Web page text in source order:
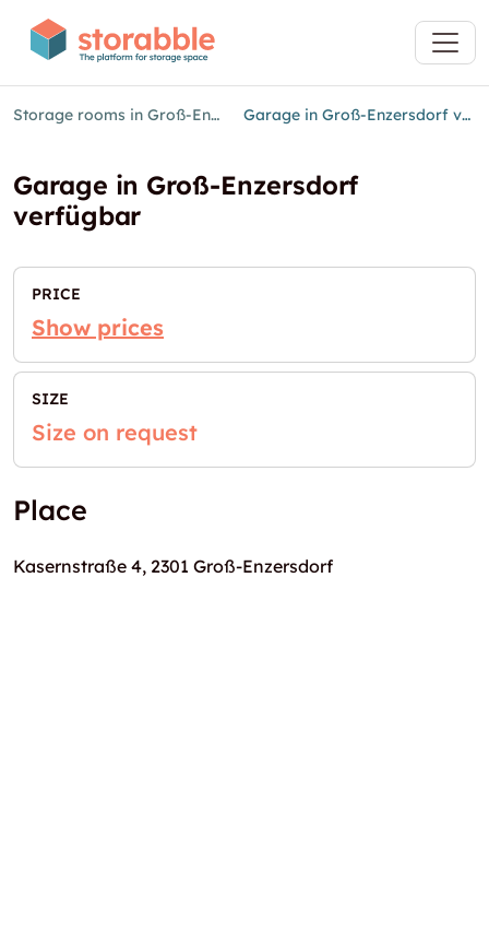
Storage rooms in Groß-Enzersdorf Garage in Groß-Enzersdorf verfügbar
Garage in Groß-Enzersdorf
verfügbar
PRICE
Show prices
SIZE
Size on request
Place
Kasernstraße 4, 2301 Groß-Enzersdorf